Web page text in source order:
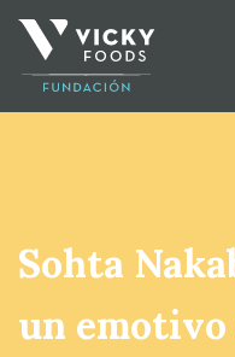
Fundación Vicky
Sohta
un